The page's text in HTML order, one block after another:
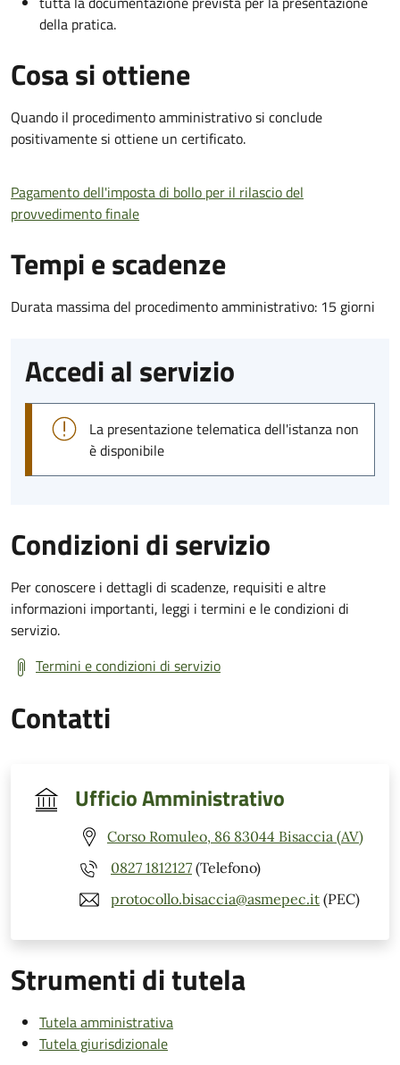
della pratica.
Cosa si ottiene
Quando il procedimento amministrativo si conclude
positivamente si ottiene un certificato.
Pagamento dell'imposta di bollo per il rilascio del
provvedimento finale
Tempi e scadenze
Durata massima del procedimento amministrativo: 15 giorni
Accedi al servizio
La presentazione telematica dell'istanza non
è disponibile
Condizioni di servizio
Per conoscere i dettagli di scadenze, requisiti e altre
informazioni importanti, leggi i termini e le condizioni di
servizio.
Termini e condizioni di servizio
Contatti
Ufficio Amministrativo
Corso Romuleo, 86 83044 Bisaccia (AV)
0827 1812127 (Telefono)
protocollo.bisaccia@asmepec.it (PEC)
Strumenti di tutela
Tutela amministrativa
Tutela giurisdizionale